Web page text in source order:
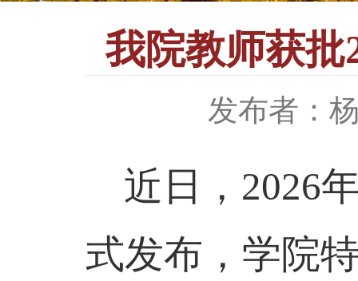
我院教师获批
发布者：
近日， 2026
式发布， 学院